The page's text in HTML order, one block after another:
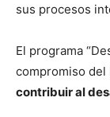
sus procesos
El programa
compromiso del
contribuir al